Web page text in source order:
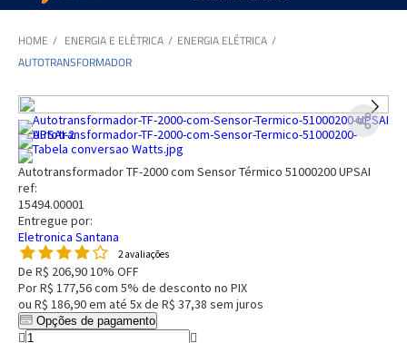
ENERGIA E ELÉTRICA
ENERGIA ELÉTRICA
AUTOTRANSFORMADOR
Autotransformador TF-2000 com Sensor Térmico 51000200 UPSAI
ref:
15494.00001
Entregue por:
Eletronica Santana
2 avaliações
De R$ 206,9010% OFF
PorR$ 177,56com 5% de desconto no PIX
ou R$ 186,90em até 5x de R$ 37,38 sem juros
Opções de pagamento